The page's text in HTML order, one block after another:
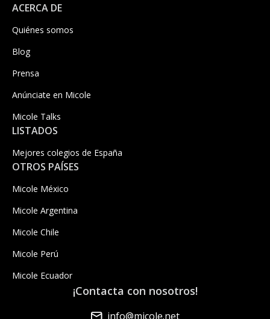
ACERCA DE
Quiénes somos
Blog
Prensa
Anúnciate en Micole
Micole Talks
LISTADOS
Mejores colegios de España
OTROS PAÍSES
Micole México
Micole Argentina
Micole Chile
Micole Perú
Micole Ecuador
¡Contacta con nosotros!
info@micole.net